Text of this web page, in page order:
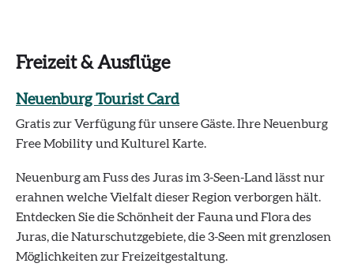
Freizeit & Ausflüge
Neuenburg Tourist Card
Gratis zur Verfügung für unsere Gäste. Ihre Neuenburg
Free Mobility und Kulturel Karte.
Neuenburg am Fuss des Juras im 3-Seen-Land lässt nur
erahnen welche Vielfalt dieser Region verborgen hält.
Entdecken Sie die Schönheit der Fauna und Flora des
Juras, die Naturschutzgebiete, die 3-Seen mit grenzlosen
Möglichkeiten zur Freizeitgestaltung.